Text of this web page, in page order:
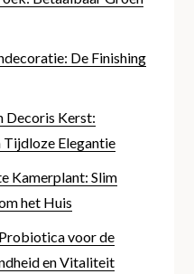
De Finishing
Decoris Kerst:
Tijdloze Elegantie
Kamerplant: Slim
het Huis
voor de
en Vitaliteit